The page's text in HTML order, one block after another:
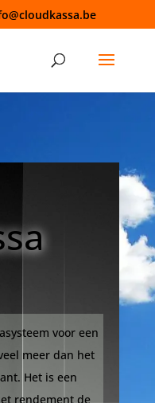
voor een
meer dan het
Het is een
rendement de